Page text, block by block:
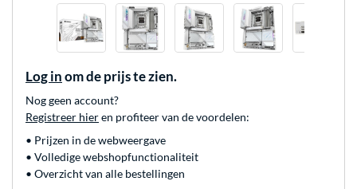
Log in om de prijs te zien.
Nog geen account?
Registreer hieren profiteer van de voordelen:
• Prijzen in de webweergave
• Volledige webshopfunctionaliteit
• Overzicht van alle bestellingen